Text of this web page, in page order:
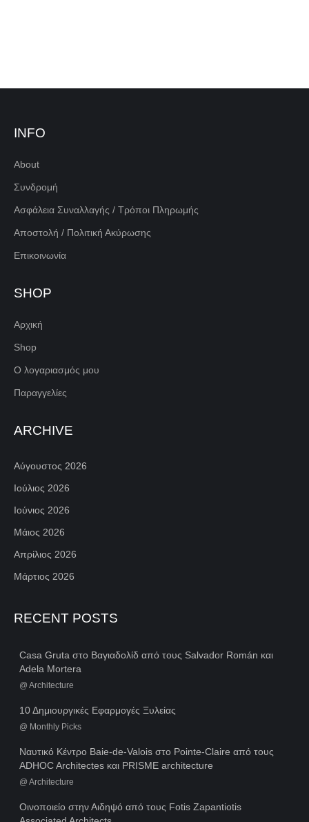
INFO
About
Συνδρομή
Ασφάλεια Συναλλαγής / Τρόποι Πληρωμής
Αποστολή / Πολιτική Ακύρωσης
Επικοινωνία
SHOP
Αρχική
Shop
Ο λογαριασμός μου
Παραγγελίες
ARCHIVE
Αύγουστος 2026
Ιούλιος 2026
Ιούνιος 2026
Μάιος 2026
Απρίλιος 2026
Μάρτιος 2026
RECENT POSTS
Casa Gruta στο Βαγιαδολίδ από τους Salvador Román και
Adela Mortera
@ Architecture
10 Δημιουργικές Εφαρμογές Ξυλείας
@ Monthly Picks
Ναυτικό Κέντρο Baie-de-Valois στο Pointe-Claire από τους
ADHOC Architectes και PRISME architecture
@ Architecture
Οινοποιείο στην Αιδηψό από τους Fotis Zapantiotis